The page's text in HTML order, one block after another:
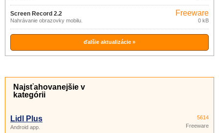
Screen Record 2.2
Nahrávanie obrazovky mobilu.
Freeware
0 kB
ďalšie aktualizácie »
Najsťahovanejšie v
kategórii
Lidl Plus
Android app.
5614
Freeware